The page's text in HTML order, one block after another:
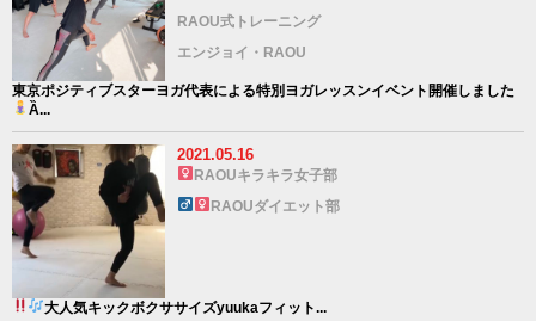
RAOU式トレーニング
エンジョイ・RAOU
東京ポジティブスターヨガ代表による特別ヨガレッスンイベント開催しました
Ȁ...
2021.05.16
RAOUキラキラ女子部
RAOUダイエット部
大人気キックボクササイズyuukaフィット...